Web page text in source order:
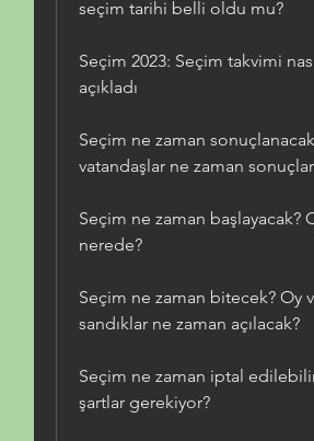
seçim tarihi belli oldu mu?
Seçim 2023: Seçim takvimi
açıkladı
Seçim ne zaman
vatandaşlar ne zaman
Seçim ne zaman başlayacak?
nerede?
Seçim ne zaman bitecek? Oy
sandıklar ne zaman açılacak?
Seçim ne zaman iptal
şartlar gerekiyor?